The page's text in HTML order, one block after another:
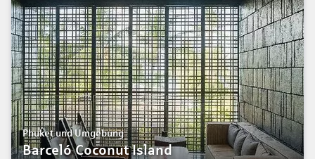
Phuket und Umgebung
Barceló Coconut Island